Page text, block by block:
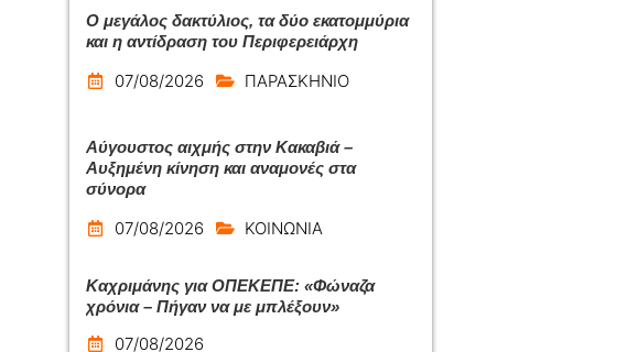
Ο μεγάλος δακτύλιος, τα δύο εκατομμύρια
και η αντίδραση του Περιφερειάρχη
07/08/2026 ΠΑΡΑΣΚΗΝΙΟ
Αύγουστος αιχμής στην Κακαβιά –
Αυξημένη κίνηση και αναμονές στα
σύνορα
07/08/2026 ΚΟΙΝΩΝΙΑ
Καχριμάνης για ΟΠΕΚΕΠΕ: «Φώναζα
χρόνια – Πήγαν να με μπλέξουν»
07/08/2026